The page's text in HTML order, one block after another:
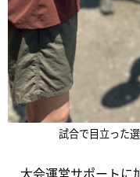
試合で目立った
大会運営サポートに